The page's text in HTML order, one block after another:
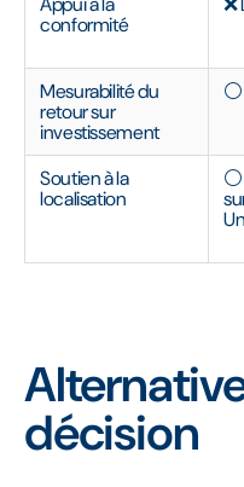
conformité
Mesurabilité du
retour sur
investissement
Soutien à la
localisation
décision